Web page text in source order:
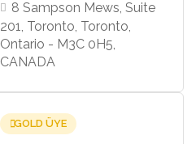
8 Sampson Mews, Suite
201, Toronto, Toronto,
Ontario - M3C 0H5,
CANADA
GOLD ÜYE